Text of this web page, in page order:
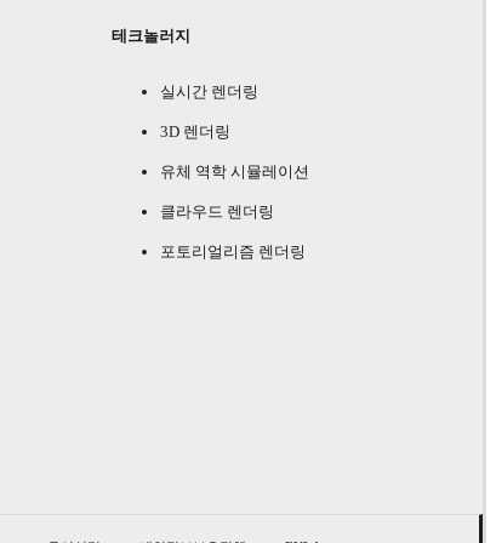
테크놀러지
실시간 렌더링
3D 렌더링
유체 역학 시뮬레이션
클라우드 렌더링
포토리얼리즘 렌더링